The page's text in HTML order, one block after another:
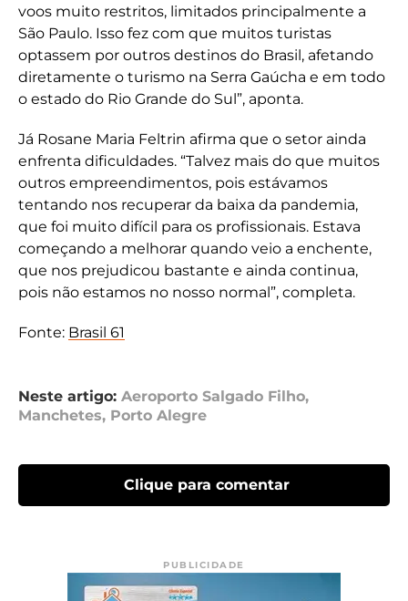
voos muito restritos, limitados principalmente a
São Paulo. Isso fez com que muitos turistas
optassem por outros destinos do Brasil, afetando
diretamente o turismo na Serra Gaúcha e em todo
o estado do Rio Grande do Sul”, aponta.
Já Rosane Maria Feltrin afirma que o setor ainda
enfrenta dificuldades. “Talvez mais do que muitos
outros empreendimentos, pois estávamos
tentando nos recuperar da baixa da pandemia,
que foi muito difícil para os profissionais. Estava
começando a melhorar quando veio a enchente,
que nos prejudicou bastante e ainda continua,
pois não estamos no nosso normal”, completa.
Fonte: Brasil 61
Neste artigo: Aeroporto Salgado Filho,
Manchetes, Porto Alegre
Clique para comentar
PUBLICIDADE